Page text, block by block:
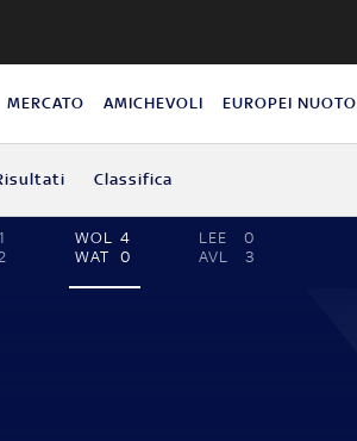
MERCATO AMICHEVOLI EUROPEI NUOTO
Classifica
1
WOL
4
WAT
0
LEE
0
AVL
3